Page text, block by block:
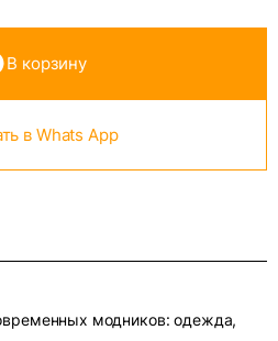
В корзину
в Whats App
модников: одежда,